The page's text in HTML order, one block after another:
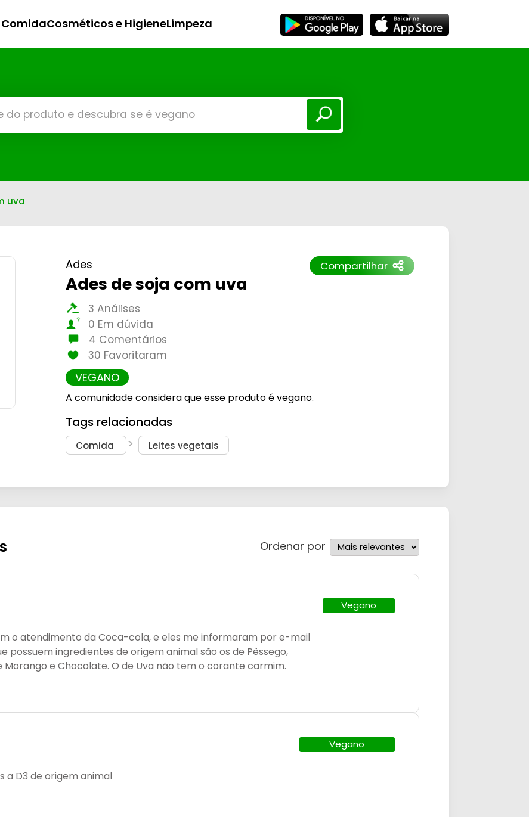
ComidaCosméticos e HigieneLimpeza
uva
Compartilhar
Ades
Ades de soja com uva
3 Análises
0 Em dúvida
4 Comentários
30 Favoritaram
VEGANO
A comunidade considera que esse produto é vegano.
Tags relacionadas
Comida Leites vegetais
Ordenar por
o atendimento da Coca-cola, e eles me informaram por e-mail
possuem ingredientes de origem animal são os de Pêssego,
Morango e Chocolate. O de Uva não tem o corante carmim.
Vegano
a D3 de origem animal
Vegano